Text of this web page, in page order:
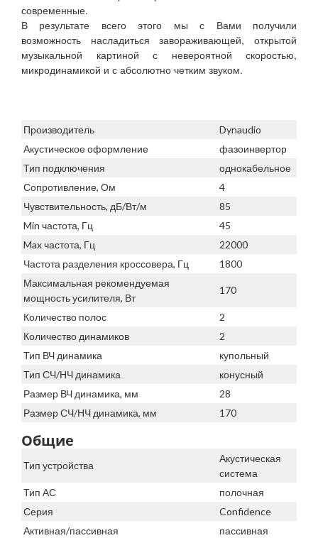
современные.
В результате всего этого мы с Вами получили
возможность насладиться завораживающей, открытой
музыкальной картиной с невероятной скоростью,
микродинамикой и с абсолютно четким звуком.
Производитель
Dynaudio
Акустическое оформление
фазоинвертор
Тип подключения
однокабельное
Сопротивление, Ом
4
Чувствительность, дБ/Вт/м
85
Min частота, Гц
45
Max частота, Гц
22000
Частота разделения кроссовера, Гц
1800
Максимальная рекомендуемая
мощность усилителя, Вт
170
Количество полос
2
Количество динамиков
2
Тип ВЧ динамика
купольный
Тип СЧ/НЧ динамика
конусный
Размер ВЧ динамика, мм
28
Размер СЧ/НЧ динамика, мм
170
Общие
Тип устройства
Акустическая
система
Тип АС
полочная
Серия
Confidence
Активная/пассивная
пассивная